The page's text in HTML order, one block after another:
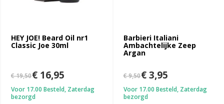
HEY JOE! Beard Oil nr1
Classic Joe 30ml
€ 19,50€ 16,95
Voor 17.00 Besteld, Zaterdag
bezorgd
Barbieri Italiani
Ambachtelijke Zeep
Argan
€ 9,50€ 3,95
Voor 17.00 Besteld, Zaterdag
bezorgd